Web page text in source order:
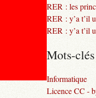
RER : les
RER : y’a t’il
RER : y’a t’il
Mots-clés
Informatique
Licence CC -